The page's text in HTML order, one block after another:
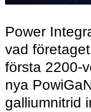
Power
vad
första 2200-
nya
galliumnitrid